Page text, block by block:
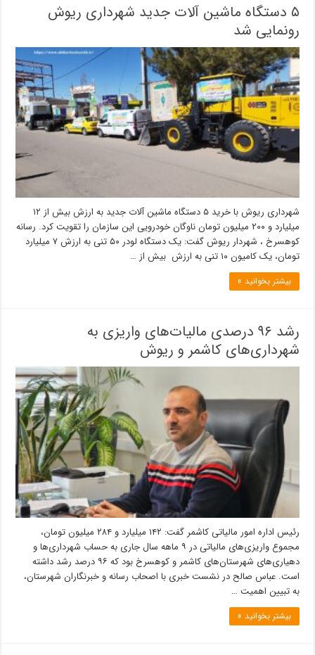
۵ دستگاه ماشین آلات جدید شهرداری ریوش
رونمایی شد
شهرداری ریوش با خرید ۵ دستگاه ماشین آلات جدید به ارزش بیش از ۱۲
میلیارد و ۲۰۰ میلیون تومان ناوگان خودرویی این سازمان را تقویت کرد. رسانه
کوهسرخ ، شهردار ریوش گفت: یک دستگاه لودر ۵۰ تنی به ارزش ۷ میلیارد
تومان، یک کامیون ۱۰ تنی به ارزش بیش از …
بیشتر بخوانید »
رشد ۹۶ درصدی مالیات‌های واریزی به
شهرداری‌های کاشمر و ریوش
رئیس اداره امور مالیاتی کاشمر گفت: ۱۴۲ میلیارد و ۲۸۴ میلیون تومان،
مجموع واریزی‌های مالیاتی در ۹ ماهه سال جاری به حساب شهرداری‌ها و
دهیاری‌های شهرستان‌های کاشمر و کوهسرخ بود که ۹۶ درصد رشد داشته
است. عباس صالح در نشست خبری با اصحاب رسانه و خبرنگاران شهرستان،
به تبیین اهمیت …
بیشتر بخوانید »